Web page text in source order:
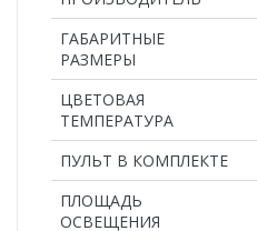
ГАБАРИТНЫЕ
РАЗМЕРЫ
ЦВЕТОВАЯ
ТЕМПЕРАТУРА
ПУЛЬТ В КОМПЛЕКТЕ
ПЛОЩАДЬ
ОСВЕЩЕНИЯ